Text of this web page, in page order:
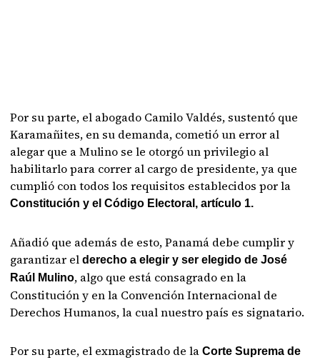
Por su parte, el abogado Camilo Valdés, sustentó que
Karamañites, en su demanda, cometió un error al
alegar que a Mulino se le otorgó un privilegio al
habilitarlo para correr al cargo de presidente, ya que
cumplió con todos los requisitos establecidos por la
Constitución y el Código Electoral, artículo 1.
Añadió que además de esto, Panamá debe cumplir y
garantizar elderecho a elegir y ser elegido de José
Raúl Mulino, algo que está consagrado en la
Constitución y en la Convención Internacional de
Derechos Humanos, la cual nuestro país es signatario.
Por su parte, el exmagistrado de laCorte Suprema de